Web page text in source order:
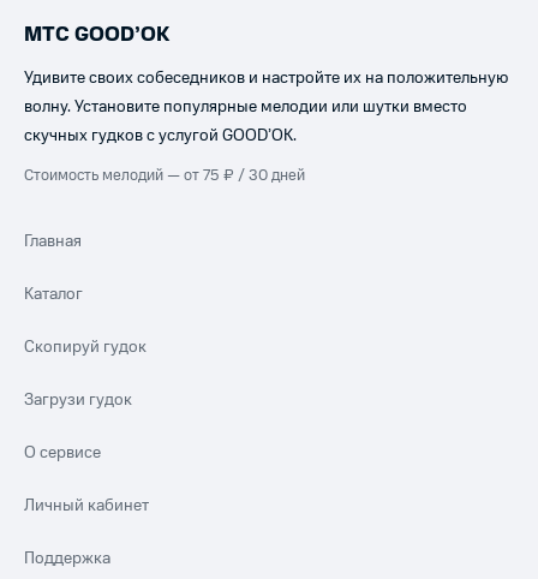
МТС GOOD’OK
Удивите своих собеседников и настройте их на положительную
волну. Установите популярные мелодии или шутки вместо
скучных гудков с услугой GOOD’OK.
Стоимость мелодий — от 75 ₽ / 30 дней
Главная
Каталог
Скопируй гудок
Загрузи гудок
О сервисе
Личный кабинет
Поддержка